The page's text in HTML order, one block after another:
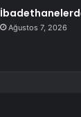
Ağustos 7, 2026